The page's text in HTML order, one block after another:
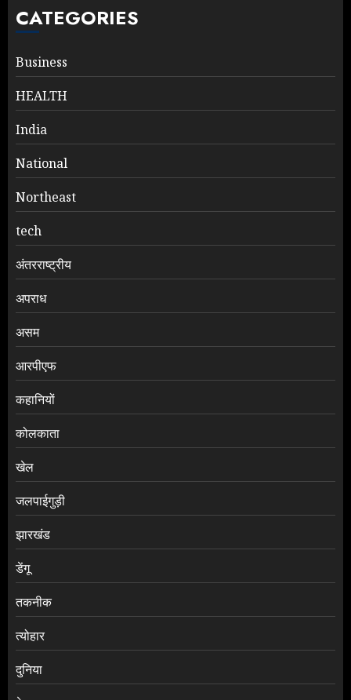
CATEGORIES
Business
HEALTH
India
National
Northeast
tech
अंतरराष्ट्रीय
अपराध
असम
आरपीएफ
कहानियों
कोलकाता
खेल
जलपाईगुड़ी
झारखंड
डेंगू
तकनीक
त्योहार
दुनिया